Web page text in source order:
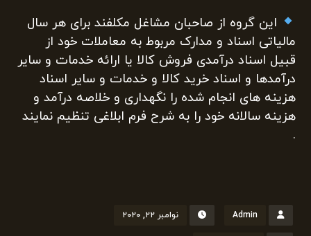
این گروه از صاحبان مشاغل مکلفند برای هر سال
مالیاتی اسناد و مدارک مربوط به معاملات خود از
قبیل اسناد درآمدی فروش کالا یا ارائه خدمات و سایر
درآمدها و اسناد خرید کالا و خدمات و سایر اسناد
هزینه های انجام شده را نگهداری و خلاصه درآمد و
هزینه سالانه خود را به شرح فرم ابلاغی تنظیم نمایند
.
Admin نوامبر ۲۲, ۲۰۲۰